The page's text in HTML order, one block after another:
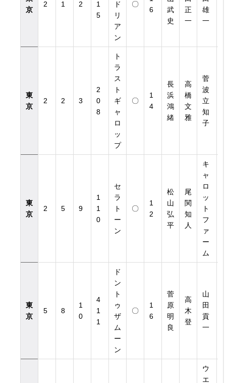
京
2 1 2
1
5
ド
リ
ア
ン
〇
6
武
史
正
一
雄
一
東
京
2 2 3
2
0
8
ト
ラ
ス
ト
ギ
ャ
ロ
ッ
プ
〇
1
4
長
浜
鴻
緒
高
橋
文
雅
菅
波
立
知
子
東
京
2 5 9
1
1
0
セ
ラ
ト
ー
ン
〇
1
2
松
山
弘
平
尾
関
知
人
キ
ャ
ロ
ッ
ト
フ
ァ
ー
ム
東
京
5 8
1
0
4
1
1
ド
ン
ト
ゥ
ザ
ム
ー
ン
〇
1
6
菅
原
明
良
高
木
登
山
田
貢
一
ウ
エ